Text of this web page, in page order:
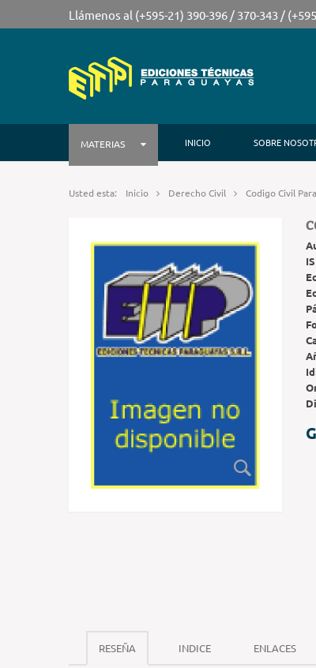
Llámenos al (+595-21) 390-396 / 370-343 /
MATERIAS INICIO SOBRE
Usted esta: Inicio Derecho Civil Codigo Civil
RESEÑA INDICE ENLACES